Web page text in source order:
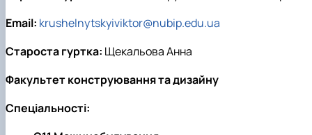
Email: krushelnytskyiviktor@nubip.edu.ua
Староста гуртка: Щекальова Анна
Факультет конструювання та дизайну
Спеціальності: